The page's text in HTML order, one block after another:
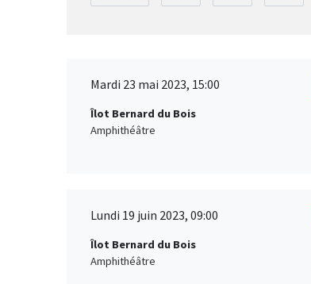
Mardi 23 mai 2023, 15:00
Îlot Bernard du Bois
Amphithéâtre
Lundi 19 juin 2023, 09:00
Îlot Bernard du Bois
Amphithéâtre